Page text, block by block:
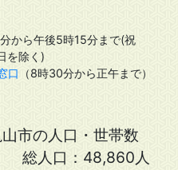
から午後5時15分まで(祝
を除く)
口
（8時30分から正午まで）
市の人口・世帯数
総人口： 48,860人